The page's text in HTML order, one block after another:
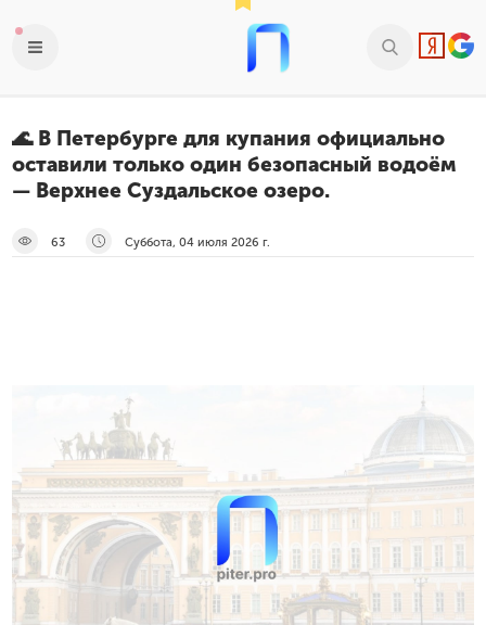
🌊 В Петербурге для купания официально
оставили только один безопасный водоём
— Верхнее Суздальское озеро.
63 Суббота, 04 июля 2026 г.